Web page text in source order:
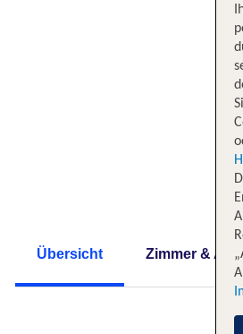
Übersicht Zimmer &